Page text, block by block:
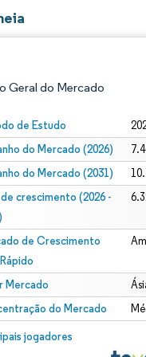
Geral do Mercado
de Estudo
do Mercado (2026)
do Mercado (2031)
de crescimento (2026 -
de Crescimento
Mercado
do Mercado
jogadores
© Mordor Intelligence. O reuso
conforme CC BY 4.0.